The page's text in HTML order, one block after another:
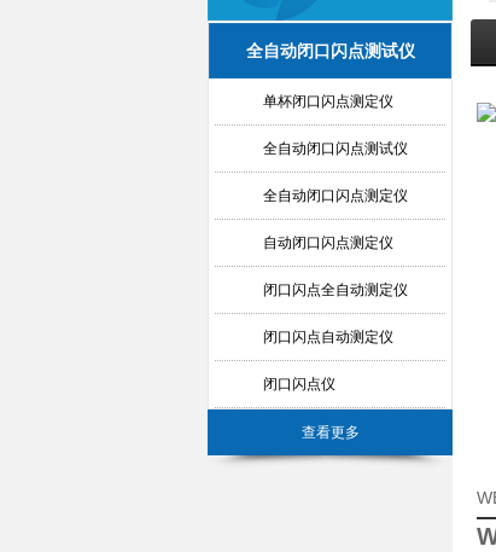
全自动闭口闪点测试仪
单杯闭口闪点测定仪
全自动闭口闪点测试仪
全自动闭口闪点测定仪
自动闭口闪点测定仪
闭口闪点全自动测定仪
闭口闪点自动测定仪
闭口闪点仪
查看更多